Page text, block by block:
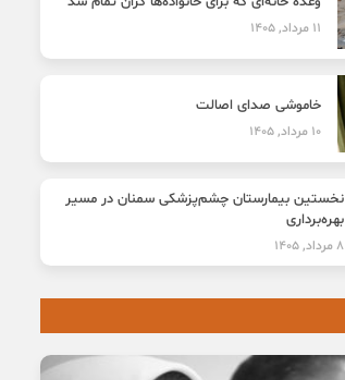
11 مرداد, 1405
خاموشی صدای اصالت
10 مرداد, 1405
نخستین بیمارستان چشم‌پزشکی سمنان در مسیر
بهره‌برداری
8 مرداد, 1405